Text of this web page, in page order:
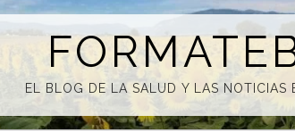
EL BLOG DE LA SALUD Y LAS NOTICIAS